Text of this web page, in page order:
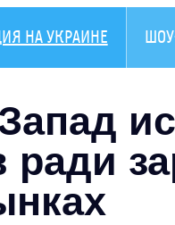
НА УКРАИНЕ
ради